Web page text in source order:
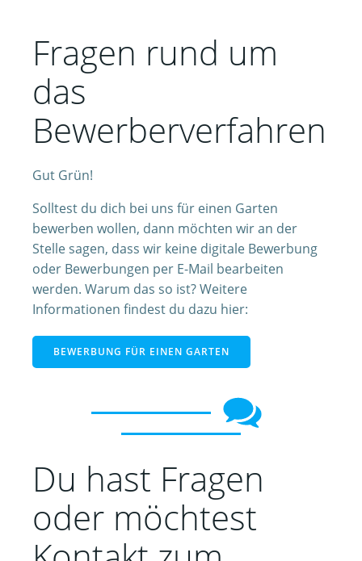
Fragen rund um
das
Bewerberverfahren
Gut Grün!
Solltest du dich bei uns für einen Garten
bewerben wollen, dann möchten wir an der
Stelle sagen, dass wir keine digitale Bewerbung
oder Bewerbungen per E-Mail bearbeiten
werden. Warum das so ist? Weitere
Informationen findest du dazu hier:
BEWERBUNG FÜR EINEN GARTEN
Du hast Fragen
oder möchtest